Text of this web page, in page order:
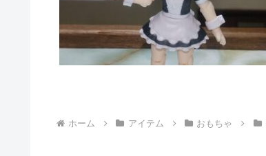
ホーム アイテム おもちゃ